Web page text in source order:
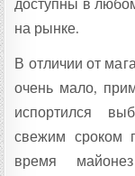
доступны в
на рынке.
В отличии от
очень мало,
испортился
свежим сроком
время